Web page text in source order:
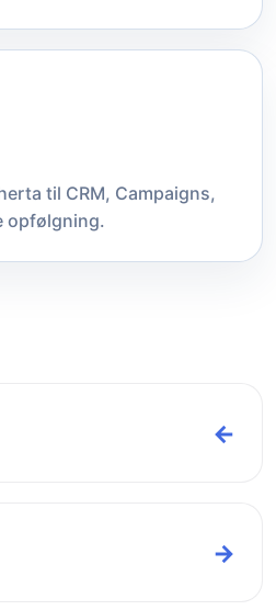
til CRM, Campaigns,
opfølgning.
←
→